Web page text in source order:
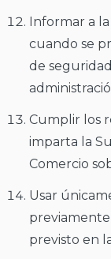
Informar a
cuando se
de
Cumplir los
imparta la
Comercio
Usar
previsto en